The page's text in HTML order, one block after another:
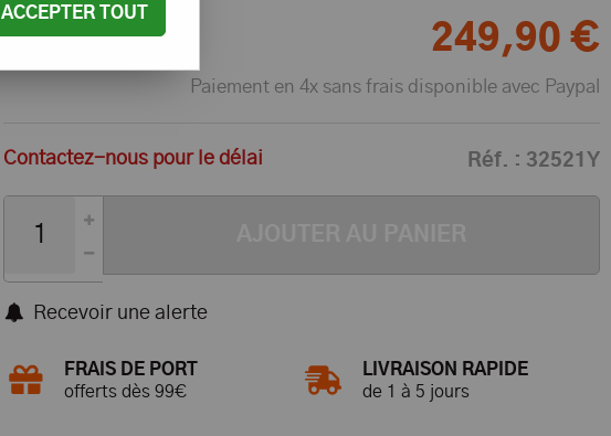
249,90 €
Paiement en 4x sans frais disponible avec Paypal
Contactez-nous pour le délai Réf. : 32521Y
Recevoir une alerte
FRAIS DE PORT
offerts dès 99€
LIVRAISON RAPIDE
de 1 à 5 jours
ACCEPTER TOUT